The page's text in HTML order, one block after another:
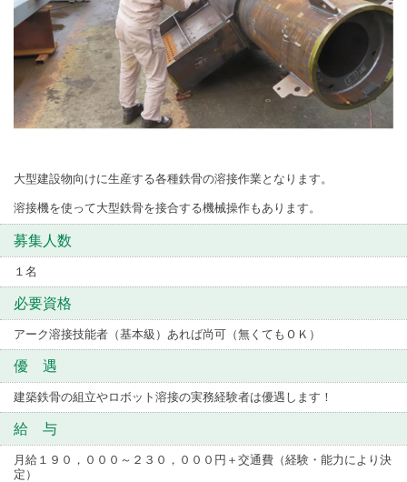
大型建設物向けに生産する各種鉄骨の溶接作業となります。
溶接機を使って大型鉄骨を接合する機械操作もあります。
募集人数
１名
必要資格
アーク溶接技能者（基本級）あれば尚可（無くてもＯＫ）
優 遇
建築鉄骨の組立やロボット溶接の実務経験者は優遇します！
給 与
月給１９０，０００～２３０，０００円＋交通費（経験・能力により決
定）